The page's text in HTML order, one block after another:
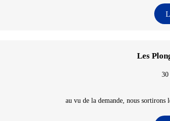
Les
30
au vu de la demande, nous sortirons